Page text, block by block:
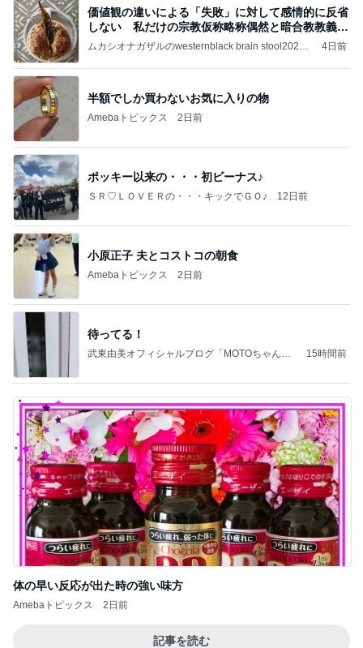
価値観の違いによる「失敗」に対して感情的に反省
しない 私だけの宗教仮称略称偶然と暗合教教義候
補
ムカシオナガザルのwesternblack brain stool2024
ガザル
4日前
半額でしか買わないお気に入りの物
Amebaトピックス 2日前
ポッキー以来の・・・初ビーナス♪
ＳＲ♡ＬＯＶＥＲの・・・キックでＧＯ♪ 12日前
小原正子 夫とコストコの朝食
Amebaトピックス 2日前
待ってる！
武東由美オフィシャルブログ「MOTOちゃんと
15時間前
体の早い反応が出た時の強い味方
Amebaトピックス 2日前
記事を読む